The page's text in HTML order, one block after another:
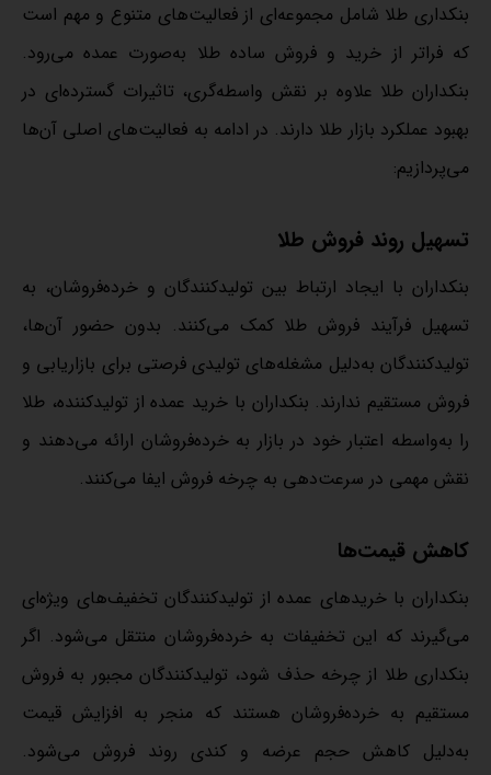
بنکداری طلا شامل مجموعه‌ای از فعالیت‌های متنوع و مهم است
که فراتر از خرید و فروش ساده طلا به‌صورت عمده می‌رود.
بنکداران طلا علاوه بر نقش واسطه‌گری، تاثیرات گسترده‌ای در
بهبود عملکرد بازار طلا دارند. در ادامه به فعالیت‌های اصلی آن‌ها
می‌پردازیم:
تسهیل روند فروش طلا
بنکداران با ایجاد ارتباط بین تولیدکنندگان و خرده‌فروشان، به
تسهیل فرآیند فروش طلا کمک می‌کنند. بدون حضور آن‌ها،
تولیدکنندگان به‌دلیل مشغله‌های تولیدی فرصتی برای بازاریابی و
فروش مستقیم ندارند. بنکداران با خرید عمده از تولیدکننده، طلا
را به‌واسطه اعتبار خود در بازار به خرده‌فروشان ارائه می‌دهند و
نقش مهمی در سرعت‌دهی به چرخه فروش ایفا می‌کنند.
کاهش قیمت‌ها
بنکداران با خریدهای عمده از تولیدکنندگان تخفیف‌های ویژه‌ای
می‌گیرند که این تخفیفات به خرده‌فروشان منتقل می‌شود. اگر
بنکداری طلا از چرخه حذف شود، تولیدکنندگان مجبور به فروش
مستقیم به خرده‌فروشان هستند که منجر به افزایش قیمت
به‌دلیل کاهش حجم عرضه و کندی روند فروش می‌شود.